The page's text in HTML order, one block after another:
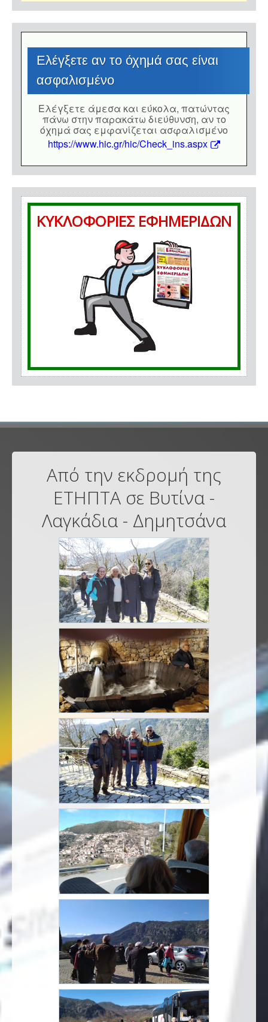
Eλέγξετε αν το όχημά σας είναι
ασφαλισμένο
Eλέγξετε άμεσα και εύκολα, πατώντας
πάνω στην παρακάτω διεύθυνση, αν το
όχημά σας εμφανίζεται ασφαλισμένο
https://www.hic.gr/hic/Check_ins.aspx
ΚΥΚΛΟΦΟΡΙΕΣ ΕΦΗΜΕΡΙΔΩΝ
Από την εκδρομή της
ΕΤΗΠΤΑ σε Βυτίνα -
Λαγκάδια - Δημητσάνα